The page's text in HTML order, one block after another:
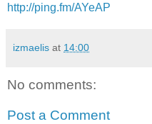
http://ping.fm/AYeAP
izmaelis at 14:00
No comments:
Post a Comment